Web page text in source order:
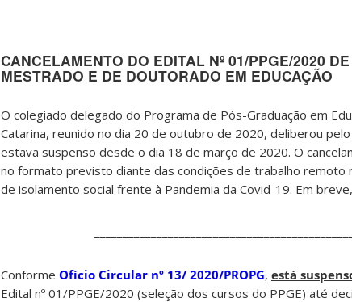
CANCELAMENTO DO EDITAL Nº 01/PPGE/2020
MESTRADO E DE DOUTORADO EM EDUCAÇÃO
O colegiado delegado do Programa de Pós-Graduação em
Catarina, reunido no dia 20 de outubro de 2020, deliberou
estava suspenso desde o dia 18 de março de 2020. O
no formato previsto diante das condições de trabalho remoto
de isolamento social frente à Pandemia da Covid-19. Em
Conforme Ofício Circular nº 13/ 2020/PROPG, está
Edital nº 01/PPGE/2020 (seleção dos cursos do PPGE) até